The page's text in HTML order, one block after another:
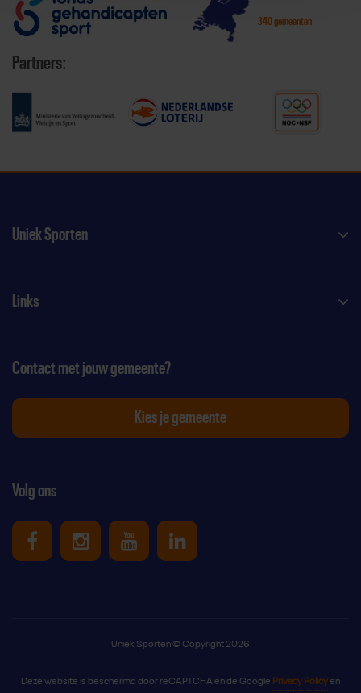
340 gemeenten
Partners:
Uniek Sporten
Links
Volg ons
Uniek Sporten op Facebook
Uniek Sporten op Instagram
Uniek Sporten op Youtube
Uniek Sporten op
Contact met jouw gemeente?
Kies je gemeente
Uniek Sporten © Copyright 2026
Deze website is beschermd door reCAPTCHA en de Google Privacy Policyen